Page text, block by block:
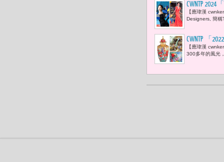
CWNTP
等眾藝人
【應瑋漢
Designers, 簡稱
CWNTP 「
【應瑋漢
300多年的風光